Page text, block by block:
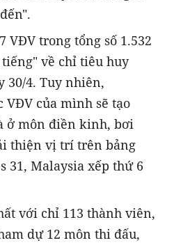
VĐV trong tổng số 1.532
về chỉ tiêu huy
30/4. Tuy nhiên,
VĐV của mình sẽ tạo
ở môn điền kinh, bơi
thiện vị trí trên bảng
31, Malaysia xếp thứ 6
với chỉ 113 thành viên,
dự 12 môn thi đấu,